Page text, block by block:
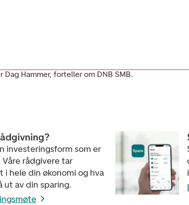
Dag Hammer, forteller om DNB SMB.
investeringsform som er
rådgivere tar
i hele din økonomi og hva
ut av din sparing.